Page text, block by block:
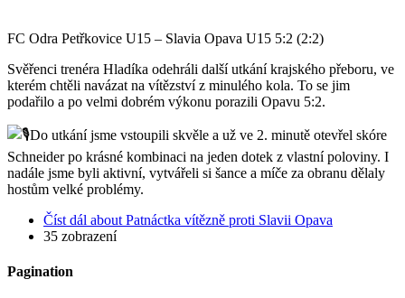
FC Odra Petřkovice U15 – Slavia Opava U15 5:2 (2:2)
Svěřenci trenéra Hladíka odehráli další utkání krajského přeboru, ve
kterém chtěli navázat na vítězství z minulého kola. To se jim
podařilo a po velmi dobrém výkonu porazili Opavu 5:2.
Do utkání jsme vstoupili skvěle a už ve 2. minutě otevřel skóre
Schneider po krásné kombinaci na jeden dotek z vlastní poloviny. I
nadále jsme byli aktivní, vytvářeli si šance a míče za obranu dělaly
hostům velké problémy.
Číst dál about Patnáctka vítězně proti Slavii Opava
35 zobrazení
Pagination